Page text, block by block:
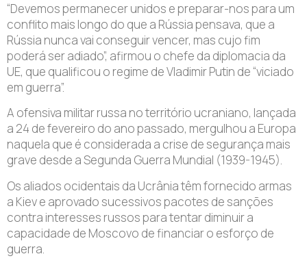
“Devemos permanecer unidos e preparar-nos para um
conflito mais longo do que a Rússia pensava, que a
Rússia nunca vai conseguir vencer, mas cujo fim
poderá ser adiado”, afirmou o chefe da diplomacia da
UE, que qualificou o regime de Vladimir Putin de “viciado
em guerra”.
A ofensiva militar russa no território ucraniano, lançada
a 24 de fevereiro do ano passado, mergulhou a Europa
naquela que é considerada a crise de segurança mais
grave desde a Segunda Guerra Mundial (1939-1945).
Os aliados ocidentais da Ucrânia têm fornecido armas
a Kiev e aprovado sucessivos pacotes de sanções
contra interesses russos para tentar diminuir a
capacidade de Moscovo de financiar o esforço de
guerra.